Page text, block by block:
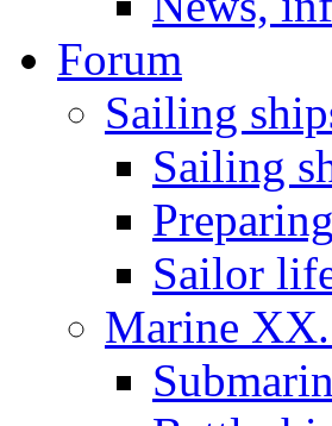
Forum
Sailing
Sailing
Sailor
Marine